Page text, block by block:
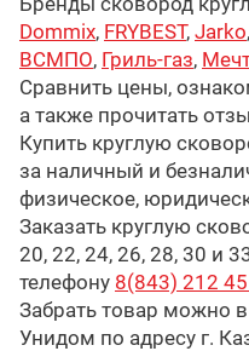
Dommix, FRYBEST, Jarko,
ВСМПО, Гриль-газ,
Сравнить цены,
а также прочитать
Купить круглую
за наличный и
физическое,
Заказать круглую
20, 22, 24, 26, 28, 30 и
телефону 8(843) 212
Забрать товар можно
Унидом по адресу г.